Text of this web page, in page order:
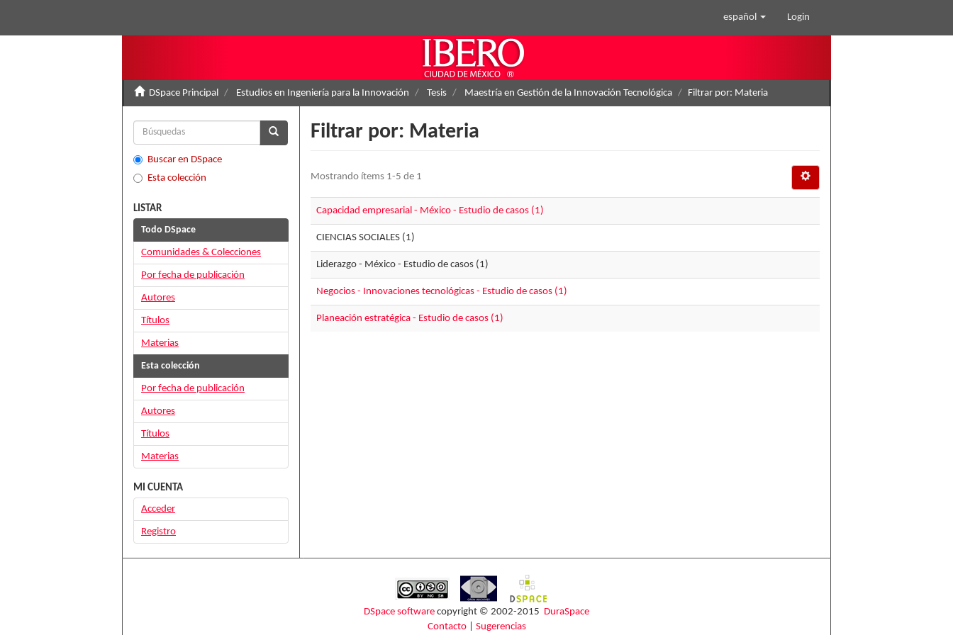
español Login
DSpace Principal Estudios en Ingeniería para la Innovación Tesis Maestría en Gestión de la Innovación Tecnológica Filtrar por: Materia
Filtrar por: Materia
Mostrando ítems 1-5 de 1
Capacidad empresarial - México - Estudio de casos (1)
CIENCIAS SOCIALES (1)
Liderazgo - México - Estudio de casos (1)
Negocios - Innovaciones tecnológicas - Estudio de casos (1)
Planeación estratégica - Estudio de casos (1)
Buscar en DSpace
Esta colección
LISTAR
Todo DSpace
Comunidades & Colecciones
Por fecha de publicación
Autores
Títulos
Materias
Esta colección
Por fecha de publicación
Autores
Títulos
Materias
MI CUENTA
Acceder
Registro
DSpace software copyright © 2002-2015 DuraSpace
Contacto| Sugerencias